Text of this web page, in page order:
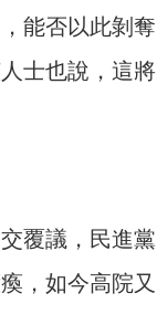
能否以此剝奪
士也說，這將
覆議，民進黨
，如今高院又